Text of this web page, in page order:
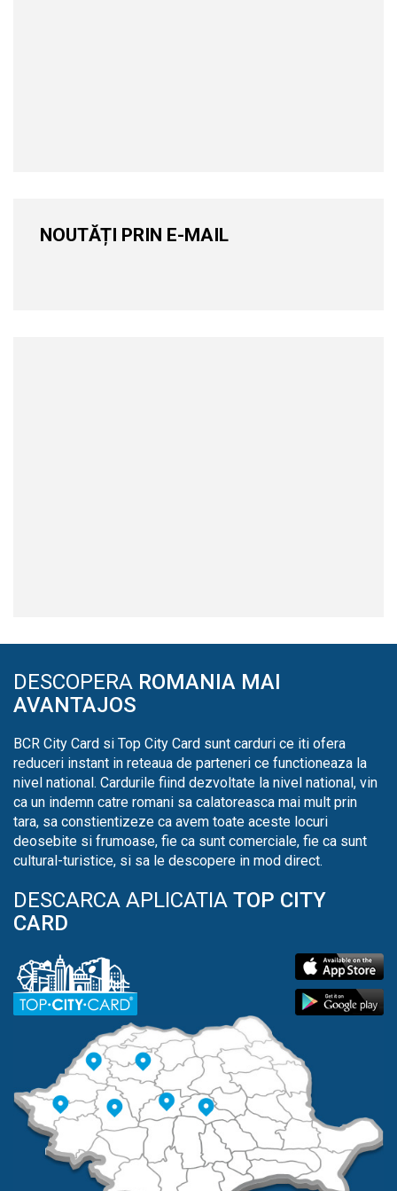
NOUTĂȚI PRIN E-MAIL
DESCOPERA ROMANIA MAI
AVANTAJOS
BCR City Card si Top City Card sunt carduri ce iti ofera
reduceri instant in reteaua de parteneri ce functioneaza la
nivel national. Cardurile fiind dezvoltate la nivel national, vin
ca un indemn catre romani sa calatoreasca mai mult prin
tara, sa constientizeze ca avem toate aceste locuri
deosebite si frumoase, fie ca sunt comerciale, fie ca sunt
cultural-turistice, si sa le descopere in mod direct.
DESCARCA APLICATIA TOP CITY
CARD